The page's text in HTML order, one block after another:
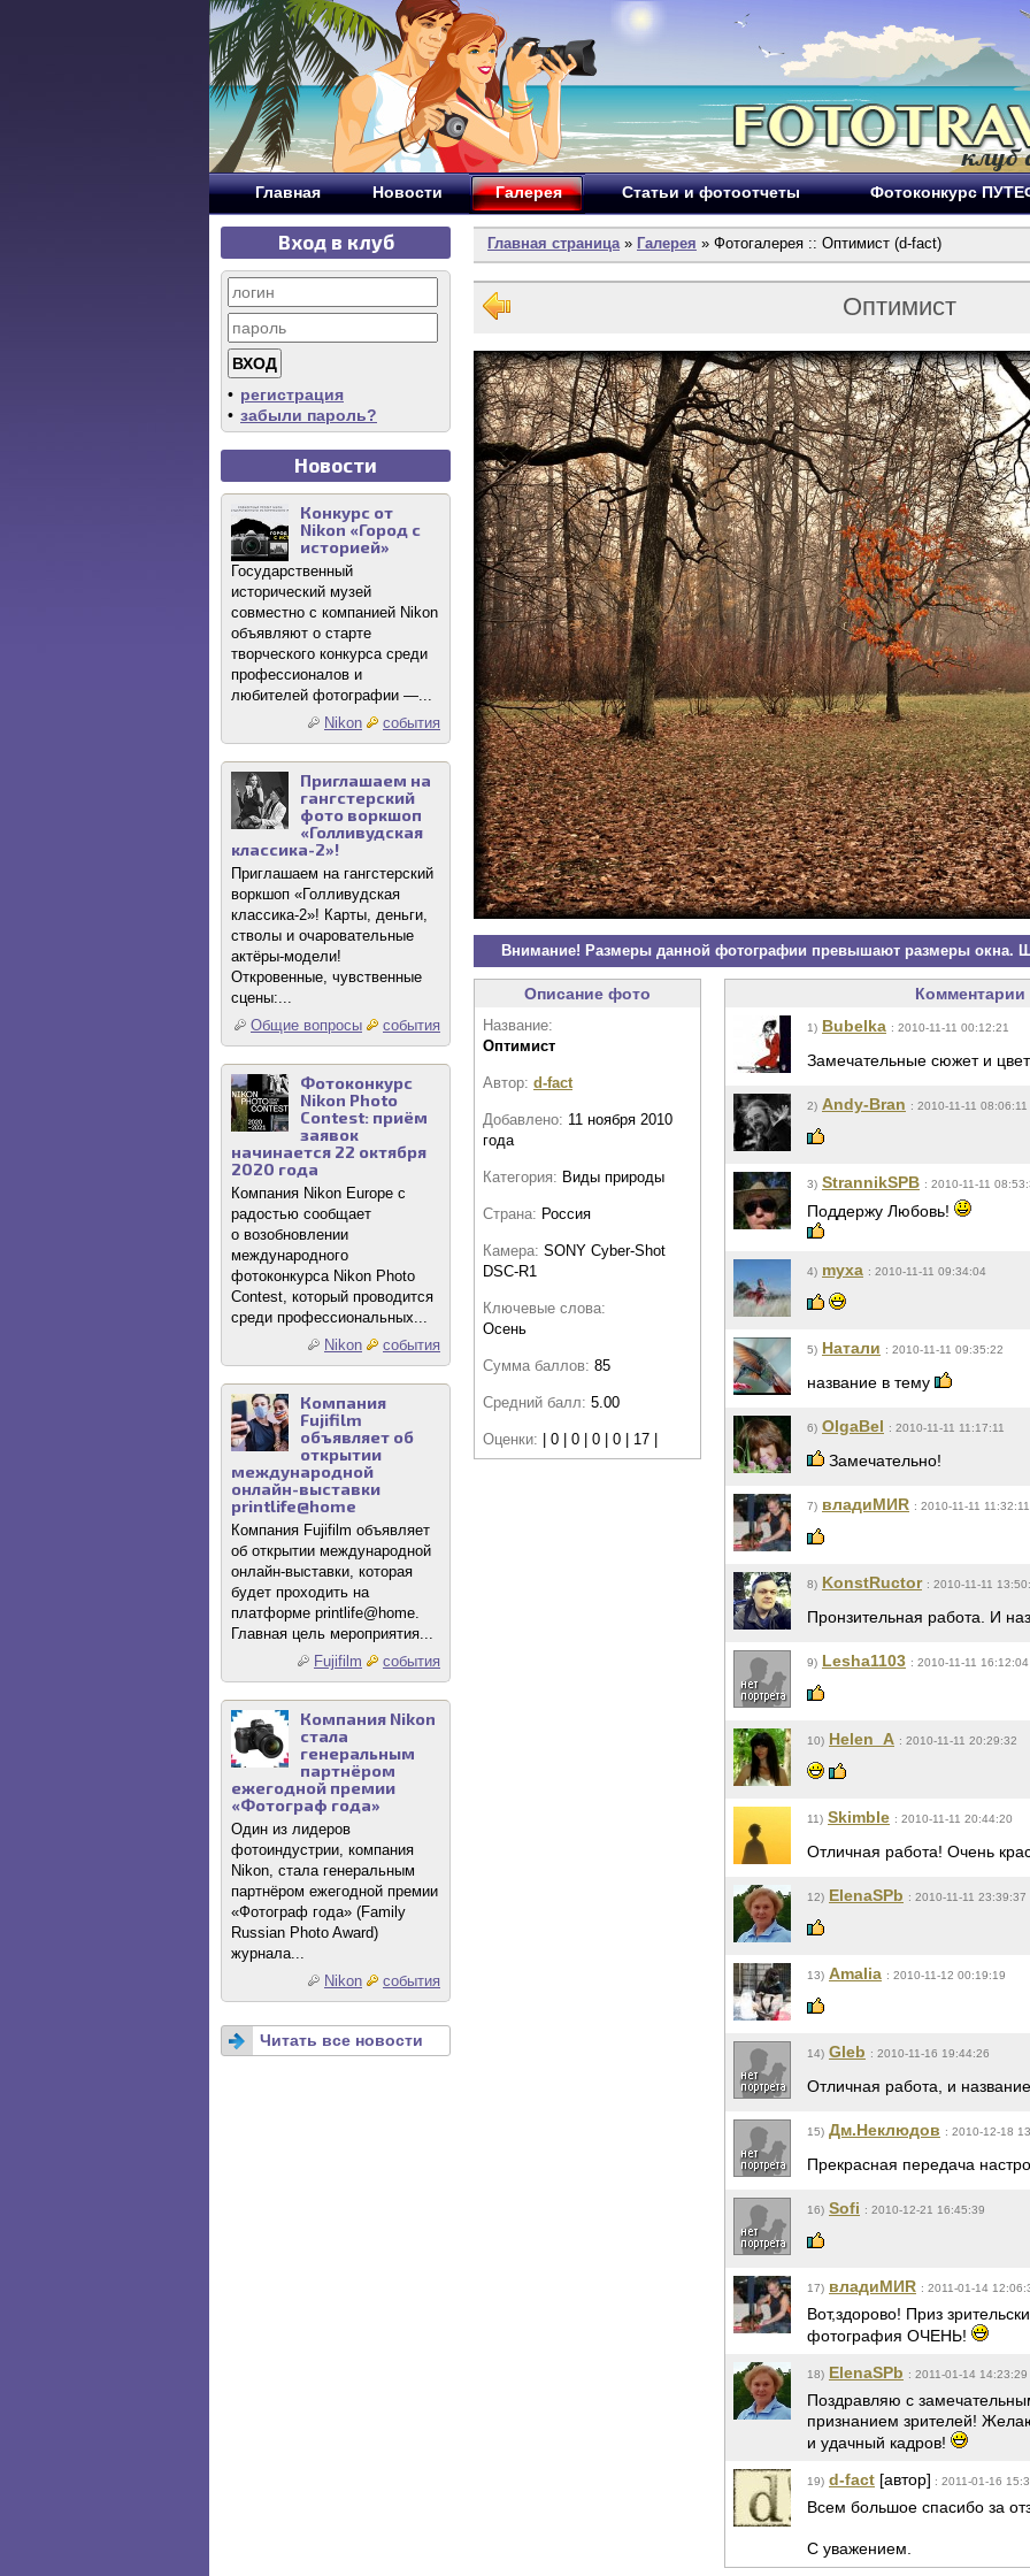
Главная Новости Галерея Статьи и фотоотчеты Фотоконкурс
Вход в клуб
• регистрация
• забыли пароль?
Новости
Конкурс от
Nikon «Город с
историей»
Государственный
исторический музей
совместно с компанией Nikon
объявляют о старте
творческого конкурса среди
профессионалов и
любителей фотографии —...
Nikon
события
Приглашаем на
гангстерский
фото воркшоп
«Голливудская
классика-2»!
Приглашаем на гангстерский
воркшоп «Голливудская
классика-2»! Карты, деньги,
стволы и очаровательные
актёры-модели!
Откровенные, чувственные
сцены:...
Общие вопросы
события
Фотоконкурс
Nikon Photo
Contest: приём
заявок
начинается 22 октября
2020 года
Компания Nikon Europe с
радостью сообщает
о возобновлении
международного
фотоконкурса Nikon Photo
Contest, который проводится
среди профессиональных...
Nikon
события
Компания
Fujifilm
объявляет об
открытии
международной
онлайн-выставки
printlife@home
Компания Fujifilm объявляет
об открытии международной
онлайн-выставки, которая
будет проходить на
платформе printlife@home.
Главная цель мероприятия...
Fujifilm
события
Компания Nikon
стала
генеральным
партнёром
ежегодной премии
«Фотограф года»
Один из лидеров
фотоиндустрии, компания
Nikon, стала генеральным
партнёром ежегодной премии
«Фотограф года» (Family
Russian Photo Award)
журнала...
Nikon
события
Читать все новости
Главная страница» Галерея » Фотогалерея :: Оптимист (d-fact)
Оптимист
Внимание! Размеры данной фотографии превышают размеры окна.
Описание фото
Название:
Оптимист
Автор: d-fact
Добавлено: 11 ноября 2010
года
Категория: Виды природы
Страна: Россия
Камера: SONY Cyber-Shot
DSC-R1
Ключевые слова:
Осень
Сумма баллов: 85
Средний балл: 5.00
Оценки: | 0 | 0 | 0 | 0 | 17 |
Комментарии
1) Bubelka : 2010-11-11 00:12:21
Замечательные сюжет и
2) Andy-Bran : 2010-11-11 08:06:11
3) StrannikSPB : 2010-11-11
Поддержу Любовь!
4) myxa : 2010-11-11 09:34:04
5) Натали : 2010-11-11 09:35:22
название в тему
6) OlgaBel : 2010-11-11 11:17:11
Замечательно!
7) владиМИR : 2010-11-11 11:32:11
8) KonstRuctor : 2010-11-11
Пронзительная работа. И
9) Lesha1103 : 2010-11-11 16:12:04
10) Helen_A : 2010-11-11 20:29:32
11) Skimble : 2010-11-11 20:44:20
Отличная работа! Очень
12) ElenaSPb : 2010-11-11 23:39:37
13) Amalia : 2010-11-12 00:19:19
14) Gleb : 2010-11-16 19:44:26
Отличная работа, и
15) Дм.Неклюдов : 2010-12-18
Прекрасная передача
16) Sofi : 2010-12-21 16:45:39
17) владиМИR : 2011-01-14
Вот,здорово! Приз
фотография ОЧЕНЬ!
18) ElenaSPb : 2011-01-14 14:23:29
Поздравляю с
признанием зрителей!
и удачный кадров!
19) d-fact [автор] : 2011-01-16
Всем большое спасибо за
С уважением.